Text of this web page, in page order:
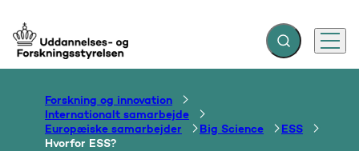
Gå til forsiden Fold søgefelt ud
Menu
Forskning og innovation
Internationalt samarbejde
Europæiske samarbejder
Big Science
ESS
Hvorfor ESS?